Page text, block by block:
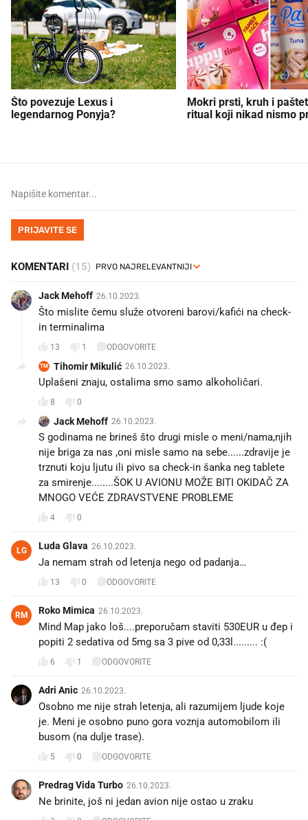
Što povezuje Lexus i
legendarnog Ponyja?
Mokri prsti, kruh i
ritual koji nikad nismo
PRIJAVITE SE
KOMENTARI (15)
Jack Mehoff 26.10.2023.
Što mislite čemu služe otvoreni barovi/kafići na check-
in terminalima
13 1 ODGOVORITE
TM Tihomir Mikulić 26.10.2023.
Uplašeni znaju, ostalima smo samo alkoholičari.
8 0
Jack Mehoff 26.10.2023.
S godinama ne brineš što drugi misle o meni/nama,njih
nije briga za nas ,oni misle samo na sebe......zdravije je
trznuti koju ljutu ili pivo sa check-in šanka neg tablete
za smirenje........ŠOK U AVIONU MOŽE BITI OKIDAČ ZA
MNOGO VEĆE ZDRAVSTVENE PROBLEME
4 0
LG Luda Glava 26.10.2023.
Ja nemam strah od letenja nego od padanja…
13 0 ODGOVORITE
RM Roko Mimica 26.10.2023.
Mind Map jako loš....preporučam staviti 530EUR u đep i
popiti 2 sedativa od 5mg sa 3 pive od 0,33l......... :(
6 1 ODGOVORITE
Adri Anic 26.10.2023.
Osobno me nije strah letenja, ali razumijem ljude koje
je. Meni je osobno puno gora voznja automobilom ili
busom (na dulje trase).
5 0 ODGOVORITE
Predrag Vida Turbo 26.10.2023.
Ne brinite, još ni jedan avion nije ostao u zraku